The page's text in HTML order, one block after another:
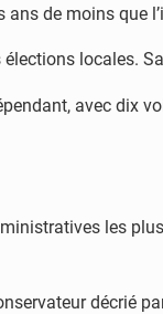
de moins que
élections locales.
avec dix
les
décrié